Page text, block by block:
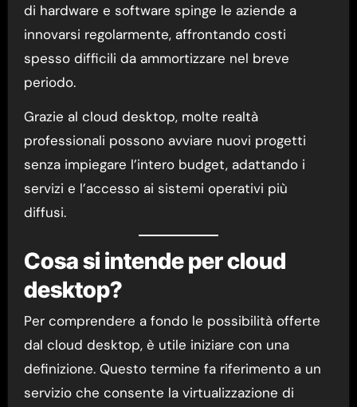
di hardware e software spinge le aziende a
innovarsi regolarmente, affrontando costi
spesso difficili da ammortizzare nel breve
periodo.
Grazie al cloud desktop, molte realtà
professionali possono avviare nuovi progetti
senza impiegare l’intero budget, adattando i
servizi e l’accesso ai sistemi operativi più
diffusi.
Cosa si intende per cloud
desktop?
Per comprendere a fondo le possibilità offerte
dal cloud desktop, è utile iniziare con una
definizione. Questo termine fa riferimento a un
servizio che consente la virtualizzazione di